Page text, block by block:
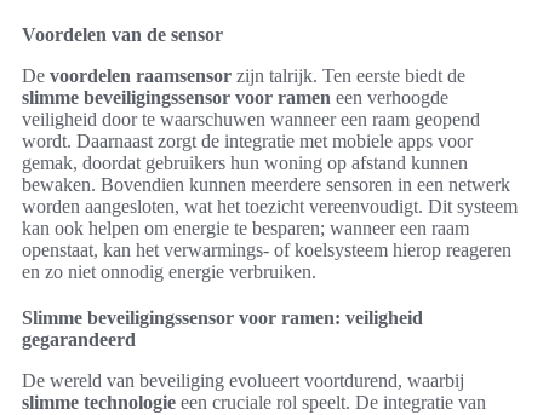
Voordelen van de sensor
De voordelen raamsensor zijn talrijk. Ten eerste biedt de
slimme beveiligingssensor voor ramen een verhoogde
veiligheid door te waarschuwen wanneer een raam geopend
wordt. Daarnaast zorgt de integratie met mobiele apps voor
gemak, doordat gebruikers hun woning op afstand kunnen
bewaken. Bovendien kunnen meerdere sensoren in een netwerk
worden aangesloten, wat het toezicht vereenvoudigt. Dit systeem
kan ook helpen om energie te besparen; wanneer een raam
openstaat, kan het verwarmings- of koelsysteem hierop reageren
en zo niet onnodig energie verbruiken.
Slimme beveiligingssensor voor ramen: veiligheid
gegarandeerd
De wereld van beveiliging evolueert voortdurend, waarbij
slimme technologie een cruciale rol speelt. De integratie van